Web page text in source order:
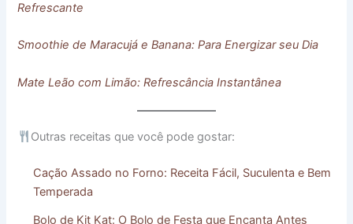
Refrescante
Smoothie de Maracujá e Banana: Para Energizar seu Dia
Mate Leão com Limão: Refrescância Instantânea
Outras receitas que você pode gostar:
Cação Assado no Forno: Receita Fácil, Suculenta e Bem
Temperada
Bolo de Kit Kat: O Bolo de Festa que Encanta Antes